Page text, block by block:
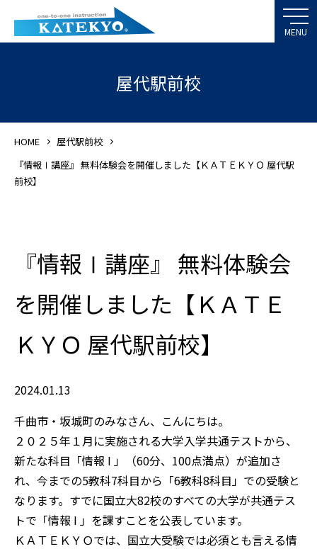
屋代駅前校
HOME
屋代駅前校
『情報Ⅰ講座』 無料体験会を開催しました【ＫＡＴＥＫＹＯ 屋代駅
前校】
『情報Ⅰ講座』 無料体験会
を開催しました【ＫＡＴＥ
ＫＹＯ 屋代駅前校】
2024.01.13
千曲市・坂城町のみなさん、こんにちは。
２０２５年１月に実施される大学入学共通テストから、
新たな科目「情報 I 」（60分、100点満点）が追加さ
れ、今までの5教科7科目から「6教科8科目」での受験と
なります。すでに国立大82校のすべての大学が共通テス
トで「情報 I 」を課すことを公表しています。
ＫＡＴＥＫＹＯでは、国立大受験では必須とも言える情